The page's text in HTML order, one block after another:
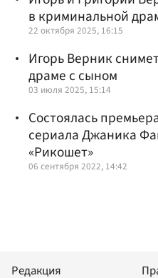
в криминальной
22 октября 2025, 16:15
Игорь Верник
драме с сыном
03 июля 2025, 15:14
Состоялась
сериала Джаника
«Рикошет»
06 сентября 2022, 14:42
Редакция